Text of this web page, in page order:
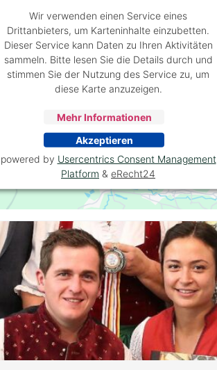
Wir verwenden einen Service eines
Drittanbieters, um Karteninhalte einzubetten.
Dieser Service kann Daten zu Ihren Aktivitäten
sammeln. Bitte lesen Sie die Details durch und
stimmen Sie der Nutzung des Service zu, um
diese Karte anzuzeigen.
Mehr Informationen
Akzeptieren
powered by Usercentrics Consent Management
Platform & eRecht24